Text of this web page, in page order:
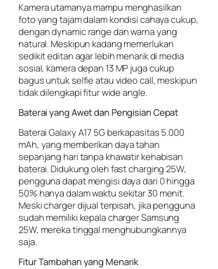
Kamera utamanya mampu menghasilkan
foto yang tajam dalam kondisi cahaya cukup,
dengan dynamic range dan warna yang
natural. Meskipun kadang memerlukan
sedikit editan agar lebih menarik di media
sosial, kamera depan 13 MP juga cukup
bagus untuk selfie atau video call, meskipun
tidak dilengkapi fitur wide angle.
Baterai yang Awet dan Pengisian Cepat
Baterai Galaxy A17 5G berkapasitas 5.000
mAh, yang memberikan daya tahan
sepanjang hari tanpa khawatir kehabisan
baterai. Didukung oleh fast charging 25W,
pengguna dapat mengisi daya dari 0 hingga
50% hanya dalam waktu sekitar 30 menit.
Meski charger dijual terpisah, jika pengguna
sudah memiliki kepala charger Samsung
25W, mereka tinggal menghubungkannya
saja.
Fitur Tambahan yang Menarik